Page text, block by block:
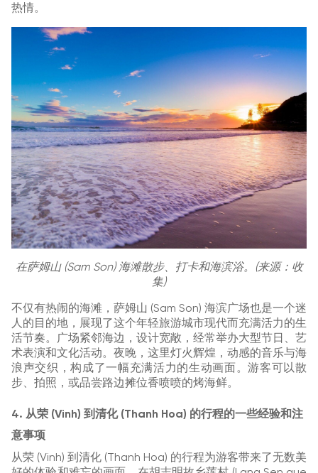
热情。
在萨姆山 (Sam Son) 海滩散步、打卡和海滨浴。(来源：收
集)
不仅有热闹的海滩，萨姆山 (Sam Son) 海滨广场也是一个迷
人的目的地，展现了这个年轻旅游城市现代而充满活力的生
活节奏。广场紧邻海边，设计宽敞，经常举办大型节日、艺
术表演和文化活动。夜晚，这里灯火辉煌，动感的音乐与海
浪声交织，构成了一幅充满活力的生动画面。游客可以散
步、拍照，或品尝路边摊位香喷喷的烤海鲜。
4. 从荣 (Vinh) 到清化 (Thanh Hoa) 的行程的一些经验和注
意事项
从荣 (Vinh) 到清化 (Thanh Hoa) 的行程为游客带来了无数美